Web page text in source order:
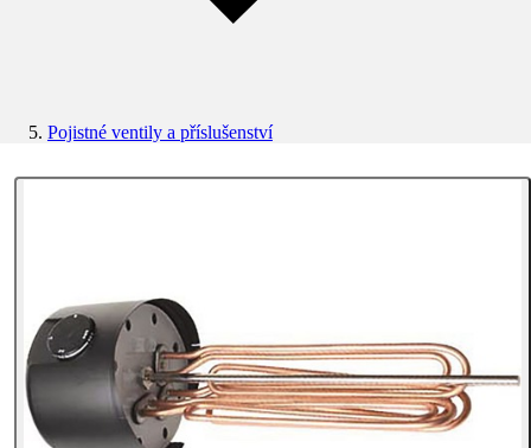
Pojistné ventily a příslušenství